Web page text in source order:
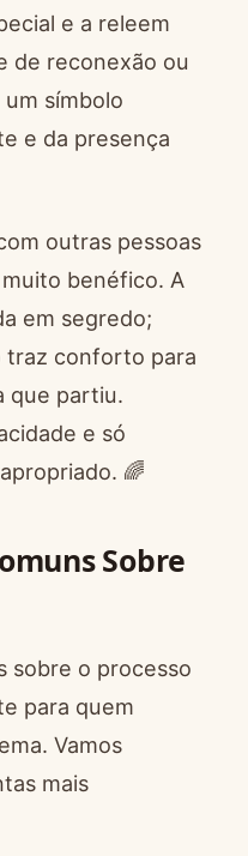
e a releem
de reconexão ou
símbolo
e da presença
outras pessoas
benéfico. A
em segredo;
traz conforto para
que partiu.
e só
🌈
Sobre
sobre o processo
para quem
Vamos
mais